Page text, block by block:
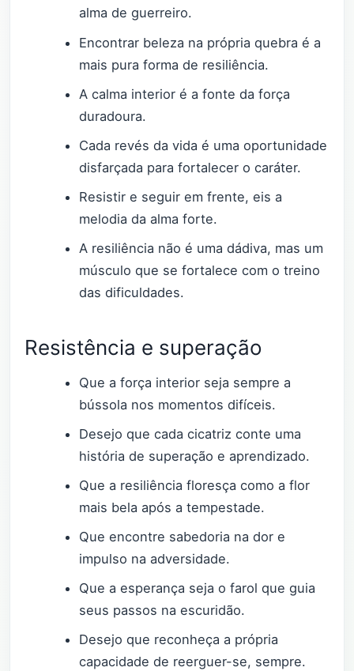
alma de guerreiro.
Encontrar beleza na própria quebra é a
mais pura forma de resiliência.
A calma interior é a fonte da força
duradoura.
Cada revés da vida é uma oportunidade
disfarçada para fortalecer o caráter.
Resistir e seguir em frente, eis a
melodia da alma forte.
A resiliência não é uma dádiva, mas um
músculo que se fortalece com o treino
das dificuldades.
Resistência e superação
Que a força interior seja sempre a
bússola nos momentos difíceis.
Desejo que cada cicatriz conte uma
história de superação e aprendizado.
Que a resiliência floresça como a flor
mais bela após a tempestade.
Que encontre sabedoria na dor e
impulso na adversidade.
Que a esperança seja o farol que guia
seus passos na escuridão.
Desejo que reconheça a própria
capacidade de reerguer-se, sempre.